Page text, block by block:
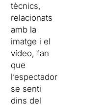
tècnics,
relacionats
amb la
imatge i el
vídeo, fan
que
l’espectador
se senti
dins del